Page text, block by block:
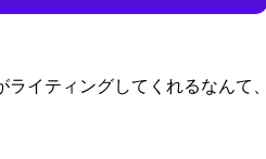
イティングしてくれるなんて